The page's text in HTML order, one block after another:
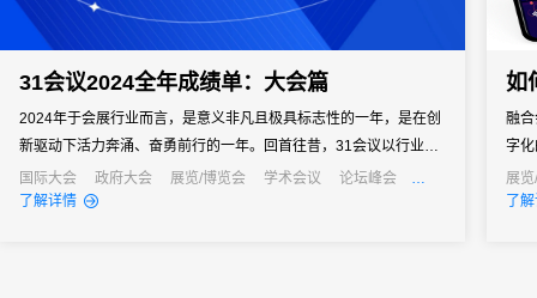
31会议2024全年成绩单：大会篇
2024年于会展行业而言，是意义非凡且极具标志性的一年，是在创
新驱动下活力奔涌、奋勇前行的一年。回首往昔，31会议以行业领
军者之姿，深度融入各类大会的筹备与运营之中。无论是国际交流
合作、企业活动营销、政府产业招商、行业交流合作还是学术成果
国际大会 政府大会 展览/博览会 学术会议
论坛峰会
产业大会
行业大会
了解详情
如
融
字
商
场
展
了